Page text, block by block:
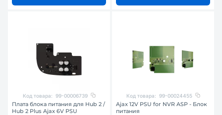
Код товара: 99-00006739
Плата блока питания для Hub 2 /
Hub 2 Plus Ajax 6V PSU
Код товара: 99-00024455
Ajax 12V PSU for NVR ASP - Блок
питания